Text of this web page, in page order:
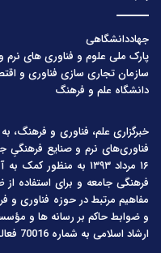
جهاددانشگاهی
پارک ملی علوم و فناوری های نرم
سازمان تجاری سازی فناوری و
دانشگاه علم و فرهنگ
خبرگزاری علم، فناوری و فرهنگ،
فناوری‌های نرم و صنایع فرهنگیِ
۱۶ مرداد ۱۳۹۳ به
فرهنگی جامعه و برای استفاده
مفاهیم مرتبط در حوزه فناوری
و ضوابط حاکم بر رسانه ها و
ارشاد اسلامی به شماره 70016 فعالیت خود را آغاز کرده است.